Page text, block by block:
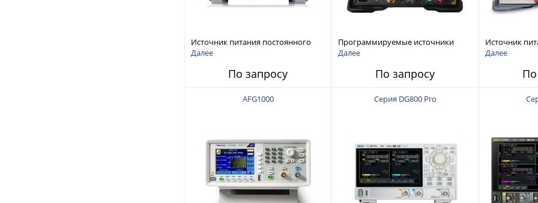
Источник питания постоянного
тока
Далее
По запросу
Программируемые источники
питания постоянного тока с
Далее
По запросу
Источник
тока с
Далее
По
AFG1000 Серия DG800 Pro